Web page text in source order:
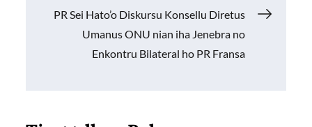
PR Sei Hato’o Diskursu Konsellu Diretus
Umanus ONU nian iha Jenebra no
Enkontru Bilateral ho PR Fransa